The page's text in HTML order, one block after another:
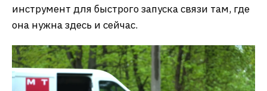
инструмент для быстрого запуска связи там, где
она нужна здесь и сейчас.